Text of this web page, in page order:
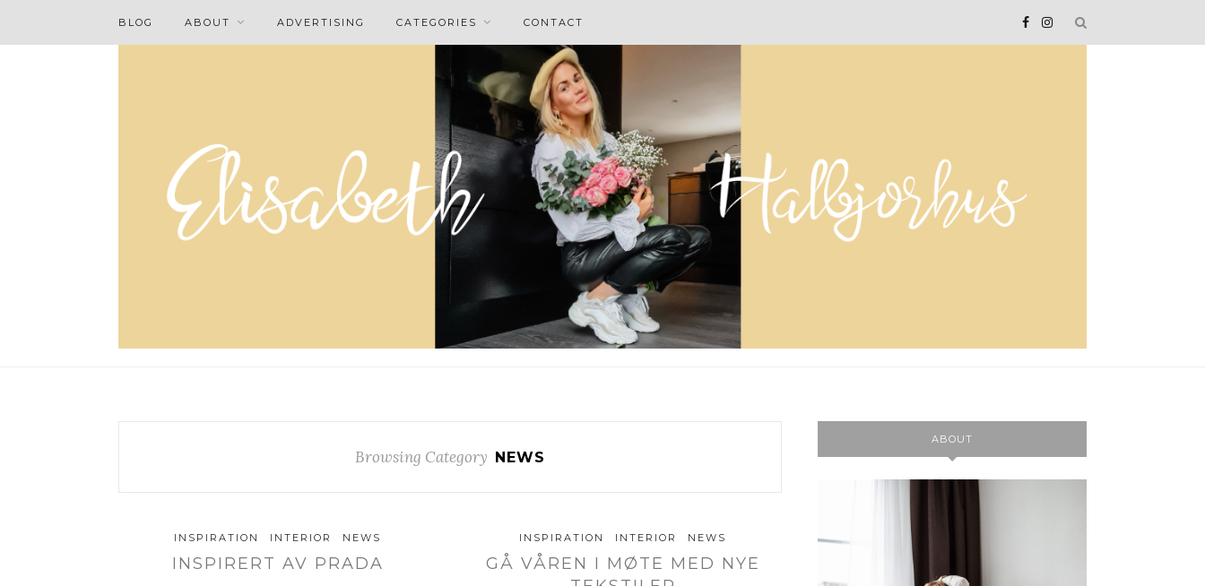
BLOG ABOUT ADVERTISING CATEGORIES CONTACT
Browsing Category NEWS
INSPIRATION INTERIOR NEWS
INSPIRERT AV PRADA
INSPIRATION INTERIOR NEWS
GÅ VÅREN I MØTE MED NYE
ABOUT